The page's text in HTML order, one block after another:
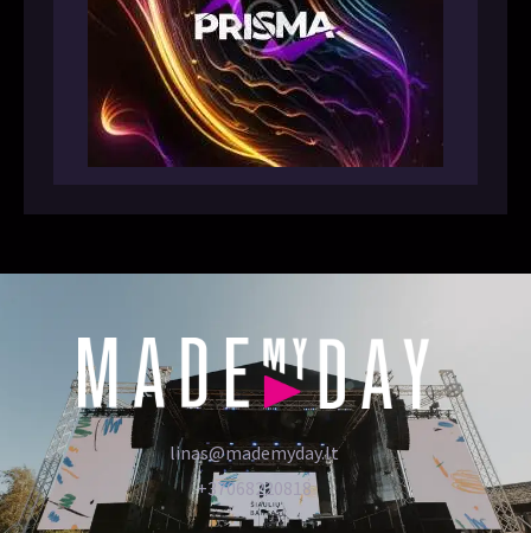
linas@mademyday.lt
+37068220818